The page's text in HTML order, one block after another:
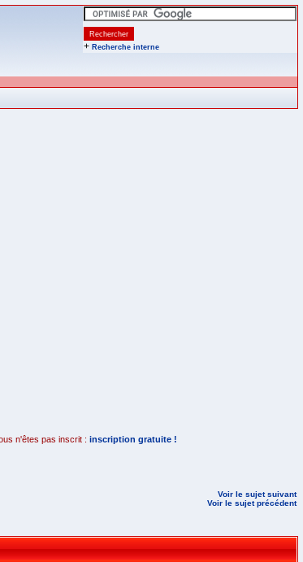
+ Recherche interne
n'êtes pas inscrit : inscription gratuite !
Voir le sujet suivant
Voir le sujet précédent